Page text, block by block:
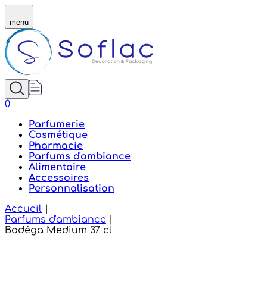
Soflac - Bodéga Medium 37 cl
menu
0
Parfumerie
Cosmétique
Pharmacie
Parfums d'ambiance
Alimentaire
Accessoires
Personnalisation
Accueil
Parfums d'ambiance
Bodéga Medium 37 cl